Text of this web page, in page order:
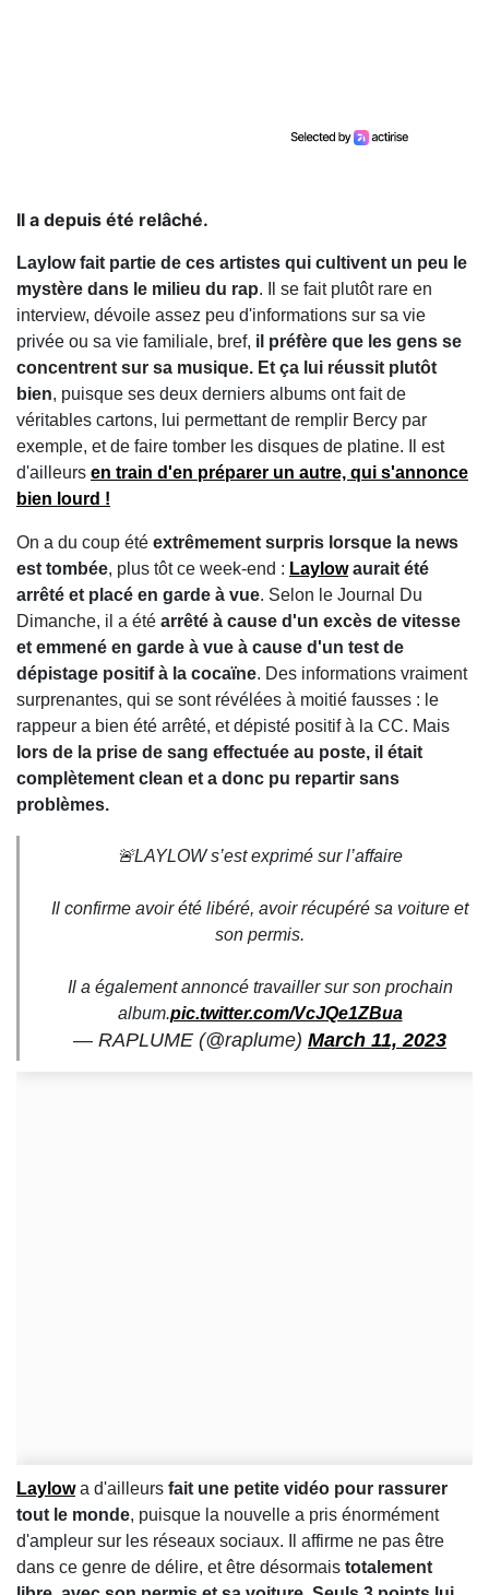
Il a depuis été relâché.
Laylow fait partie de ces artistes qui cultivent un peu le
mystère dans le milieu du rap. Il se fait plutôt rare en
interview, dévoile assez peu d'informations sur sa vie
privée ou sa vie familiale, bref, il préfère que les gens se
concentrent sur sa musique. Et ça lui réussit plutôt
bien, puisque ses deux derniers albums ont fait de
véritables cartons, lui permettant de remplir Bercy par
exemple, et de faire tomber les disques de platine. Il est
d'ailleurs en train d'en préparer un autre, qui s'annonce
bien lourd !
On a du coup été extrêmement surpris lorsque la news
est tombée, plus tôt ce week-end : Laylowaurait été
arrêté et placé en garde à vue. Selon le Journal Du
Dimanche, il a été arrêté à cause d'un excès de vitesse
et emmené en garde à vue à cause d'un test de
dépistage positif à la cocaïne. Des informations vraiment
surprenantes, qui se sont révélées à moitié fausses : le
rappeur a bien été arrêté, et dépisté positif à la CC. Mais
lors de la prise de sang effectuée au poste, il était
complètement clean et a donc pu repartir sans
problèmes.
🚨LAYLOW s’est exprimé sur l’affaire
Il confirme avoir été libéré, avoir récupéré sa voiture et
son permis.
Il a également annoncé travailler sur son prochain
album.pic.twitter.com/VcJQe1ZBua
— RAPLUME (@raplume) March 11, 2023
Laylowa d'ailleurs fait une petite vidéo pour rassurer
tout le monde, puisque la nouvelle a pris énormément
d'ampleur sur les réseaux sociaux. Il affirme ne pas être
dans ce genre de délire, et être désormais totalement